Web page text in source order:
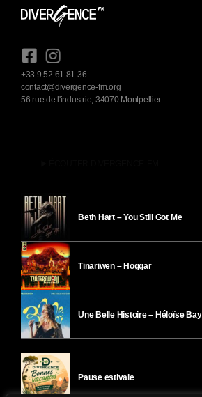
+33 9 52 61 81 36
contact@divergence-fm.org
56 rue de l'industrie, 34070 Montpellier
Beth Hart – You Still Got Me
Tinariwen – Hoggar
Une Belle Histoire – Héloïse Bay
Pause estivale